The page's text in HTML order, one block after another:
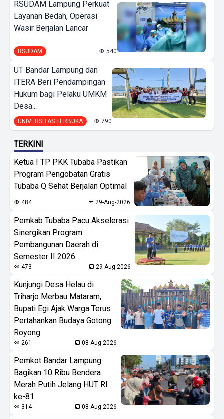
RSUDAM Lampung Perkuat
Layanan Bedah, Operasi
Wasir Berjalan Lancar
RSUDAM 540
UT Bandar Lampung dan
ITERA Beri Pendampingan
Hukum bagi Pelaku UMKM
Desa...
UNIVERSITAS TERBUKA 790
TERKINI
Ketua I TP PKK Tubaba Pastikan
Program Pengobatan Gratis
Tubaba Q Sehat Berjalan Optimal
484 29-Aug-2026
Pemkab Tubaba Pacu Akselerasi
Sinergikan Program
Pembangunan Daerah di
Semester II 2026
473 29-Aug-2026
Kunjungi Desa Helau di
Triharjo Merbau Mataram,
Bupati Egi Ajak Warga Terus
Pertahankan Budaya Gotong
Royong
261 08-Aug-2026
Pemkot Bandar Lampung
Bagikan 10 Ribu Bendera
Merah Putih Jelang HUT RI
ke-81
314 08-Aug-2026